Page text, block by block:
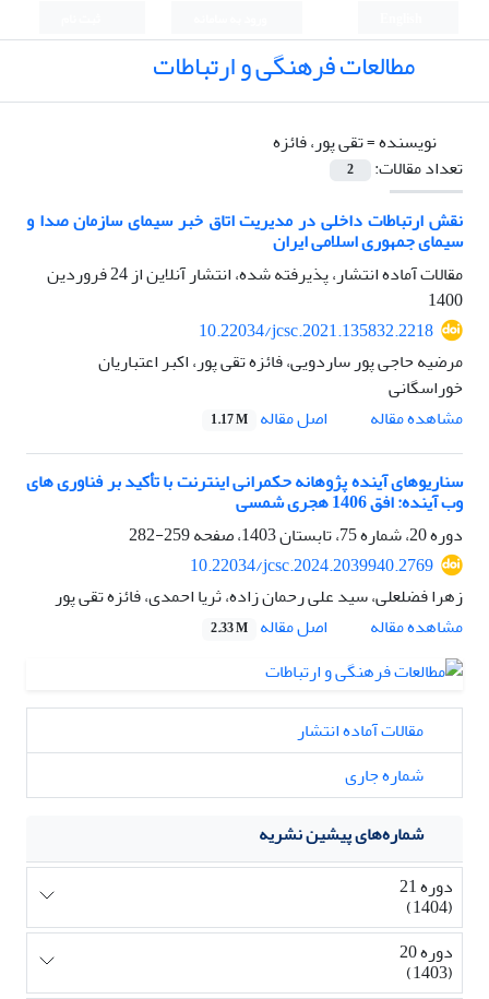
مطالعات فرهنگی و ارتباطات
نویسنده =تقی پور، فائزه
تعداد مقالات:
2
نقش ارتباطات داخلی در مدیریت اتاق خبر سیمای سازمان صدا و
سیمای جمهوری اسلامی ایران
مقالات آماده انتشار، پذیرفته شده، انتشار آنلاین از
24 فروردین
1400
10.22034/jcsc.2021.135832.2218
مرضیه حاجی پور ساردویی، فائزه تقی پور، اکبر اعتباریان
خوراسگانی
مشاهده مقاله
اصل مقاله 1.17 M
سناریوهای آینده پژوهانه حکمرانی اینترنت با تأکید بر فناوری های
وب آینده: افق 1406 هجری شمسی
دوره 20، شماره 75، تابستان 1403، صفحه
259-282
10.22034/jcsc.2024.2039940.2769
زهرا فضلعلی، سید علی رحمان زاده، ثریا احمدی، فائزه تقی پور
مشاهده مقاله
اصل مقاله 2.33 M
مقالات آماده انتشار
شماره جاری
شماره‌های پیشین نشریه
دوره 21
(1404)
دوره 20
(1403)